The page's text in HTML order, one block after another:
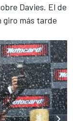
Davies. El de
giro más tarde